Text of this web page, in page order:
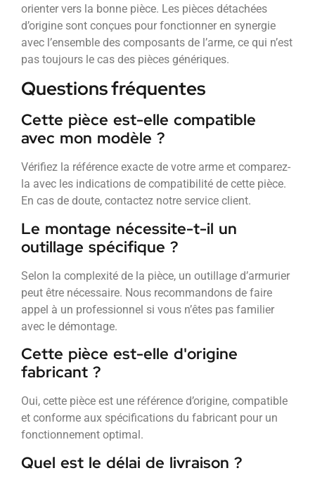
orienter vers la bonne pièce. Les pièces détachées
d’origine sont conçues pour fonctionner en synergie
avec l’ensemble des composants de l’arme, ce qui n’est
pas toujours le cas des pièces génériques.
Questions fréquentes
Cette pièce est-elle compatible
avec mon modèle ?
Vérifiez la référence exacte de votre arme et comparez-
la avec les indications de compatibilité de cette pièce.
En cas de doute, contactez notre service client.
Le montage nécessite-t-il un
outillage spécifique ?
Selon la complexité de la pièce, un outillage d’armurier
peut être nécessaire. Nous recommandons de faire
appel à un professionnel si vous n’êtes pas familier
avec le démontage.
Cette pièce est-elle d'origine
fabricant ?
Oui, cette pièce est une référence d’origine, compatible
et conforme aux spécifications du fabricant pour un
fonctionnement optimal.
Quel est le délai de livraison ?